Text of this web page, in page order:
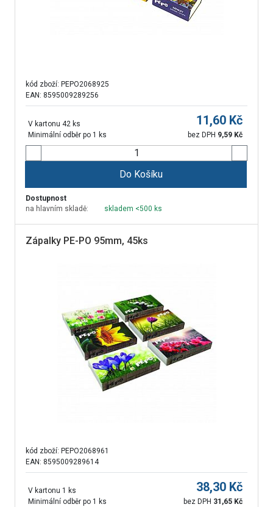
kód zboží: PEPO2068925
EAN: 8595009289256
V kartonu 42 ks
Minimální odběr po 1 ks
11,60 Kč
bez DPH 9,59 Kč
Do Košíku
Dostupnost
na hlavním skladě:
skladem <500 ks
Zápalky PE-PO 95mm, 45ks
kód zboží: PEPO2068961
EAN: 8595009289614
V kartonu 1 ks
Minimální odběr po 1 ks
38,30 Kč
bez DPH 31,65 Kč